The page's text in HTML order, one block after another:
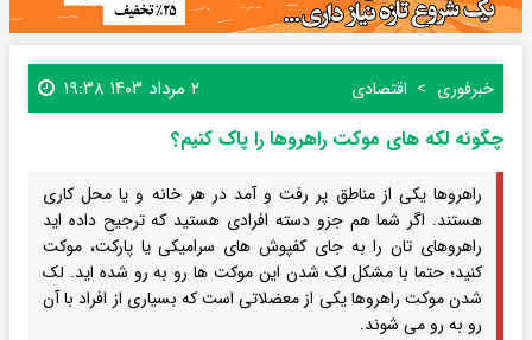
خبرفوری اقتصادی ۲ مرداد ۱۴۰۳ ۱۹:۳۸
چگونه لکه های موکت راهروها را پاک کنیم؟
راهروها یکی از مناطق پر رفت و آمد در هر خانه و یا محل کاری
هستند. اگر شما هم جزو دسته افرادی هستید که ترجیح داده اید
راهروهای تان را به جای کفپوش های سرامیکی یا پارکت، موکت
کنید؛ حتما با مشکل لک شدن این موکت ها رو به رو شده اید. لک
شدن موکت راهروها یکی از معضلاتی است که بسیاری از افراد با آن
رو به رو می شوند.